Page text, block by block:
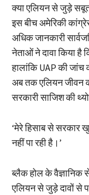
क्या एलियन से जुड़े सबूत
इस बीच अमेरिकी
अधिक जानकारी
नेताओं ने दावा किया है
हालांकि UAP की जांच
अब तक एलियन जीवन
सरकारी साजिश की
‘मेरे हिसाब से
नहीं पा रही है।’
ब्लैक होल के वैज्ञानिक
एलियन से जुड़े दावों से